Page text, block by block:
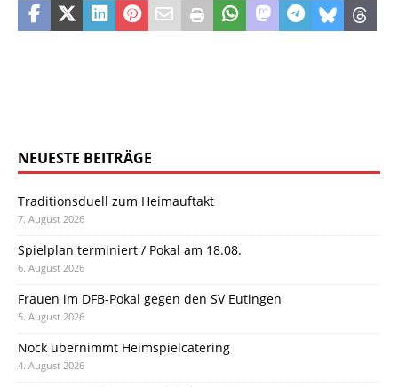
NEUESTE BEITRÄGE
Traditionsduell zum Heimauftakt
7. August 2026
Spielplan terminiert / Pokal am 18.08.
6. August 2026
Frauen im DFB-Pokal gegen den SV Eutingen
5. August 2026
Nock übernimmt Heimspielcatering
4. August 2026